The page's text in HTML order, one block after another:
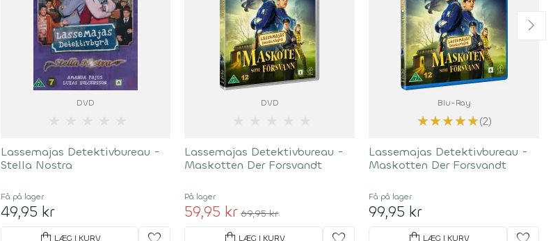
DVD
Lassemajas Detektivbureau -
Stella Nostra
Få på lager
49,95 kr
LÆG I KURV
DVD
Lassemajas Detektivbureau -
Maskotten Der Forsvandt
På lager
59,95 kr 69,95 kr
LÆG I KURV
Blu-Ray
★★★★★(2)
Lassemajas Detektivbureau -
Maskotten Der Forsvandt
Få på lager
99,95 kr
LÆG I KURV